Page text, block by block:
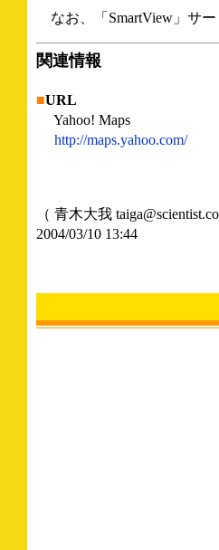
なお、「SmartView」サー
関連情報
■URL
Yahoo! Maps
http://maps.yahoo.com/
（ 青木大我
2004/03/10 13:44